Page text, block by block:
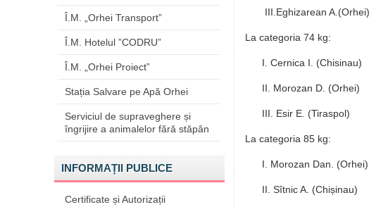
Î.M. „Orhei Transport”
Î.M. Hotelul ”CODRU”
Î.M. „Orhei Proiect”
Stația Salvare pe Apă Orhei
Serviciul de supraveghere și
îngrijire a animalelor fără stăpân
INFORMAȚII PUBLICE
Certificate și Autorizații
III.Eghizarean A.(Orhei)
La categoria 74 kg:
I. Cernica I. (Chisinau)
II. Morozan D. (Orhei)
III. Esir E. (Tiraspol)
La categoria 85 kg:
I. Morozan Dan. (Orhei)
II. Sîtnic A. (Chișinau)